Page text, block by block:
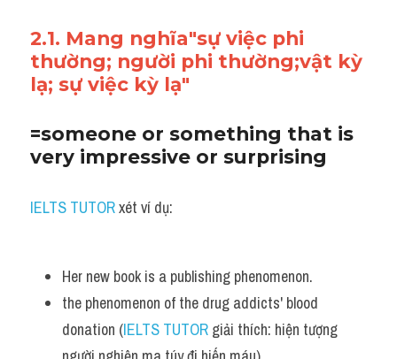
2.1. Mang nghĩa"sự việc phi
thường; người phi thường;vật kỳ
lạ; sự việc kỳ lạ"
=someone or something that is
very impressive or surprising
IELTS TUTOR xét ví dụ:
Her new book is a publishing phenomenon.
the phenomenon of the drug addicts' blood
donation (IELTS TUTOR giải thích: hiện tượng